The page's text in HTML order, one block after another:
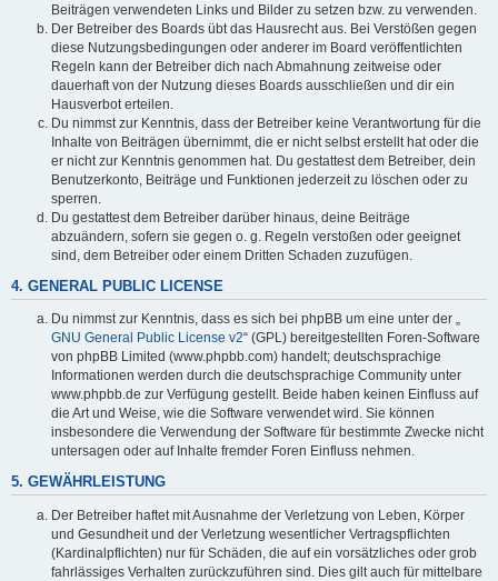
Beiträgen verwendeten Links und Bilder zu setzen bzw. zu verwenden.
Der Betreiber des Boards übt das Hausrecht aus. Bei Verstößen gegen
diese Nutzungsbedingungen oder anderer im Board veröffentlichten
Regeln kann der Betreiber dich nach Abmahnung zeitweise oder
dauerhaft von der Nutzung dieses Boards ausschließen und dir ein
Hausverbot erteilen.
Du nimmst zur Kenntnis, dass der Betreiber keine Verantwortung für die
Inhalte von Beiträgen übernimmt, die er nicht selbst erstellt hat oder die
er nicht zur Kenntnis genommen hat. Du gestattest dem Betreiber, dein
Benutzerkonto, Beiträge und Funktionen jederzeit zu löschen oder zu
sperren.
Du gestattest dem Betreiber darüber hinaus, deine Beiträge
abzuändern, sofern sie gegen o. g. Regeln verstoßen oder geeignet
sind, dem Betreiber oder einem Dritten Schaden zuzufügen.
4. GENERAL PUBLIC LICENSE
Du nimmst zur Kenntnis, dass es sich bei phpBB um eine unter der „
GNU General Public License v2“ (GPL) bereitgestellten Foren-Software
von phpBB Limited (www.phpbb.com) handelt; deutschsprachige
Informationen werden durch die deutschsprachige Community unter
www.phpbb.de zur Verfügung gestellt. Beide haben keinen Einfluss auf
die Art und Weise, wie die Software verwendet wird. Sie können
insbesondere die Verwendung der Software für bestimmte Zwecke nicht
untersagen oder auf Inhalte fremder Foren Einfluss nehmen.
5. GEWÄHRLEISTUNG
Der Betreiber haftet mit Ausnahme der Verletzung von Leben, Körper
und Gesundheit und der Verletzung wesentlicher Vertragspflichten
(Kardinalpflichten) nur für Schäden, die auf ein vorsätzliches oder grob
fahrlässiges Verhalten zurückzuführen sind. Dies gilt auch für mittelbare